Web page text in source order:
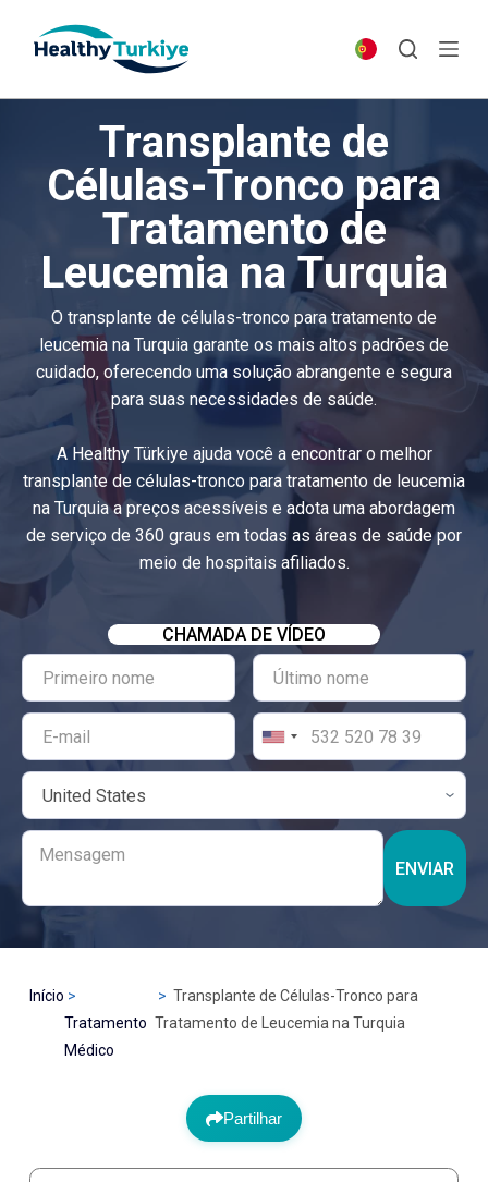
p
Transplante de
Células-Tronco para
Tratamento de
Leucemia na Turquia
O transplante de células-tronco para tratamento de
leucemia na Turquia garante os mais altos padrões de
cuidado, oferecendo uma solução abrangente e segura
para suas necessidades de saúde.
A Healthy Türkiye ajuda você a encontrar o melhor
transplante de células-tronco para tratamento de leucemia
na Turquia a preços acessíveis e adota uma abordagem
de serviço de 360 ​​graus em todas as áreas de saúde por
meio de hospitais afiliados.
CHAMADA DE VÍDEO
ENVIAR
Início
Tratamento
Médico
Transplante de Células-Tronco para
Tratamento de Leucemia na Turquia
Partilhar